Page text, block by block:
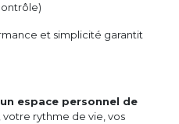
et simplicité garantit
un espace personnel de
votre rythme de vie, vos